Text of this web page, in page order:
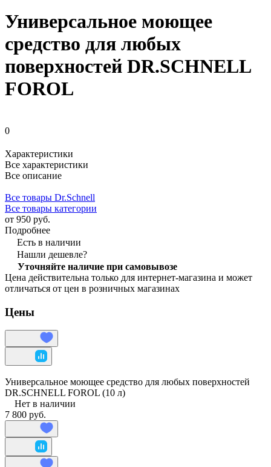
Универсальное моющее
средство для любых
поверхностей DR.SCHNELL
FOROL
0
Характеристики
Все характеристики
Все описание
Все товары Dr.Schnell
Все товары категории
от 950 руб.
Подробнее
Есть в наличии
Нашли дешевле?
Уточняйте наличие при самовывозе
Цена действительна только для интернет-магазина и может
отличаться от цен в розничных магазинах
Цены
Универсальное моющее средство для любых поверхностей
DR.SCHNELL FOROL (10 л)
Нет в наличии
7 800 руб.